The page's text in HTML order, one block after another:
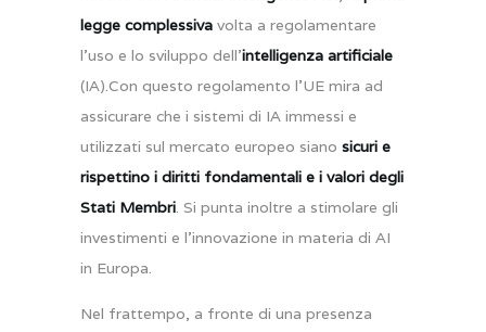
legge complessiva volta a regolamentare
l’uso e lo sviluppo dell’intelligenza artificiale
(IA).Con questo regolamento l’UE mira ad
assicurare che i sistemi di IA immessi e
utilizzati sul mercato europeo siano sicuri e
rispettino i diritti fondamentali e i valori degli
Stati Membri. Si punta inoltre a stimolare gli
investimenti e l’innovazione in materia di AI
in Europa.
Nel frattempo, a fronte di una presenza